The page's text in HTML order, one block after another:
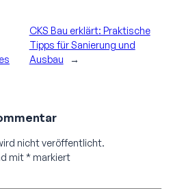
CKS Bau erklärt: Praktische
Tipps für Sanierung und
Ausbau
→
nicht veröffentlicht.
mit* markiert